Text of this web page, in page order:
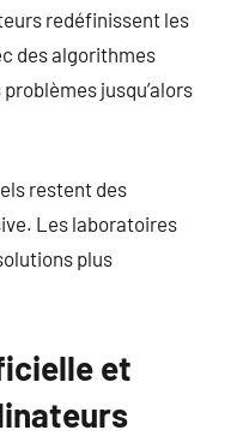
redéfinissent les
des algorithmes
jusqu’alors
restent des
Les laboratoires
plus
et